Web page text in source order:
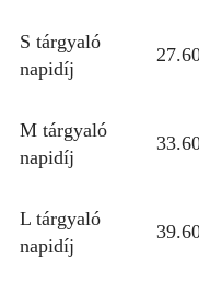
S tárgyaló
napidíj
M tárgyaló
napidíj
L tárgyaló
napidíj